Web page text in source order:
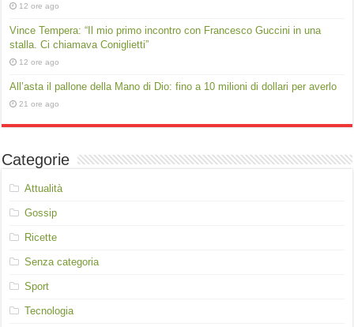
12 ore ago
Vince Tempera: “Il mio primo incontro con Francesco Guccini in una
stalla. Ci chiamava Coniglietti”
12 ore ago
All’asta il pallone della Mano di Dio: fino a 10 milioni di dollari per averlo
21 ore ago
Categorie
Attualità
Gossip
Ricette
Senza categoria
Sport
Tecnologia